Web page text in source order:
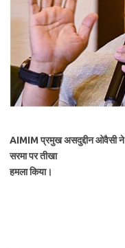
AIMIM प्रमुख असदुद्दीन ओवैसी
सरमा पर तीखा
हमला किया।